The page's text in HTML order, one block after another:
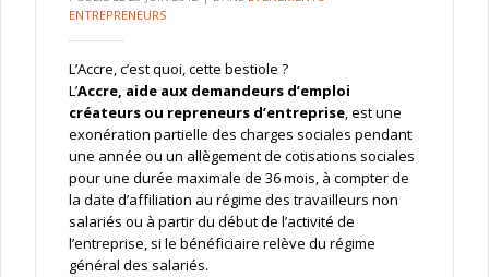
ENTREPRENEURS
L’Accre, c’est quoi, cette bestiole ?
L’Accre, aide aux demandeurs d’emploi
créateurs ou repreneurs d’entreprise, est une
exonération partielle des charges sociales pendant
une année ou un allègement de cotisations sociales
pour une durée maximale de 36 mois, à compter de
la date d’affiliation au régime des travailleurs non
salariés ou à partir du début de l’activité de
l’entreprise, si le bénéficiaire relève du régime
général des salariés.